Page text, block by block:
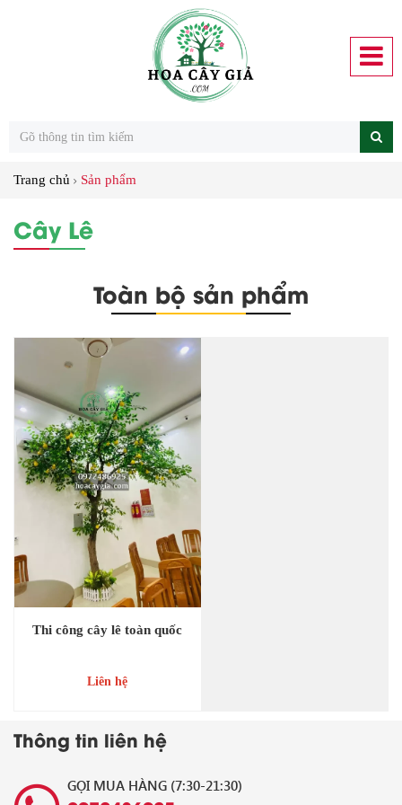
Trang chủ Sản phẩm
Cây Lê
Toàn bộ sản phẩm
Thi công cây lê toàn quốc
Liên hệ
Thông tin liên hệ
GỌI MUA HÀNG (7:30-21:30)